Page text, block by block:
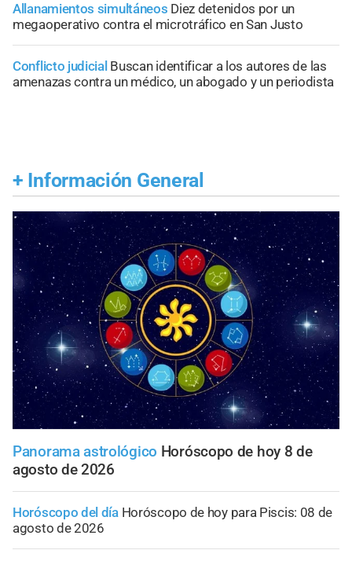
Allanamientos simultáneos Diez detenidos por un
megaoperativo contra el microtráfico en San Justo
Conflicto judicial Buscan identificar a los autores de las
amenazas contra un médico, un abogado y un periodista
+ Información General
Panorama astrológico Horóscopo de hoy 8 de
agosto de 2026
Horóscopo del día Horóscopo de hoy para Piscis: 08 de
agosto de 2026